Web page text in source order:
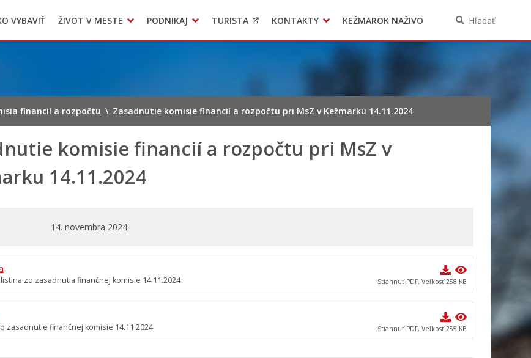
Geo informačný systém – Kežmarok
Oznamovanie podozrení z podvodov
VYBAVIŤ ŽIVOT V MESTE
Triedený zber – NATUR – PACK
PODNIKAJ TURISTA KONTAKTY KEŽMAROK NAŽIVO Hľadať
financií a rozpočtu \ Zasadnutie komisie financií a rozpočtu pri MsZ v Kežmarku 14.11.2024
komisie financií a rozpočtu pri MsZ v
14.11.2024
14. novembra 2024
zo zasadnutia finančnej komisie 14.11.2024 Stiahnuť PDF, Veľkosť 258 KB
zasadnutie finančnej komisie 14.11.2024 Stiahnuť PDF, Veľkosť 255 KB